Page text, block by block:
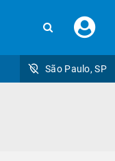
seu
São Paulo, SP